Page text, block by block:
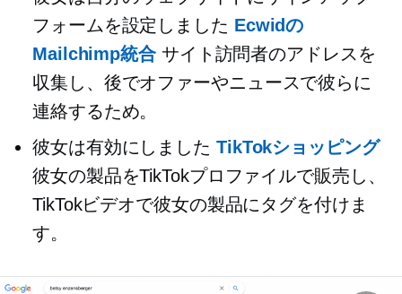
フォームを設定しました Ecwidの
Mailchimp統合サイト訪問者のアドレスを
収集し、後でオファーやニュースで彼らに
連絡するため。
彼女は有効にしました TikTokショッピング
彼女の製品をTikTokプロファイルで販売し、
TikTokビデオで彼女の製品にタグを付けま
す。